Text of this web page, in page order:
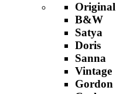
Original
B&W
Satya
Doris
Sanna
Vintage
Gordon